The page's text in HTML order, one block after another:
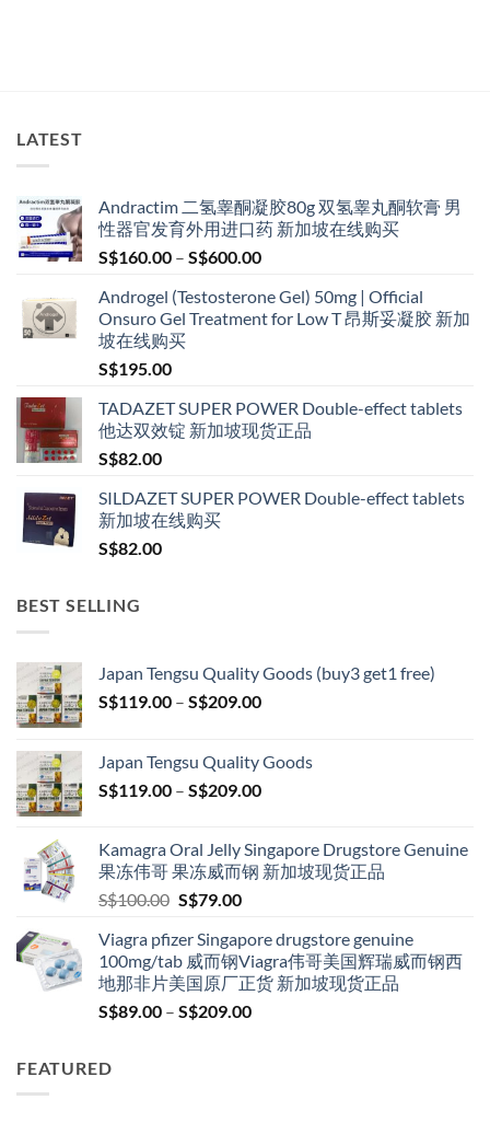
LATEST
Andractim 二氢睾酮凝胶80g 双氢睾丸酮软膏 男
性器官发育外用进口药 新加坡在线购买
S$160.00 – S$600.00Price
S$160.00
through
Androgel (Testosterone Gel) 50mg | Official
Onsuro Gel Treatment for Low T 昂斯妥凝胶 新加
坡在线购买
S$195.00
TADAZET SUPER POWER Double-effect tablets
他达双效锭 新加坡现货正品
S$82.00
SILDAZET SUPER POWER Double-effect tablets
新加坡在线购买
S$82.00
BEST SELLING
Japan Tengsu Quality Goods (buy3 get1 free)
S$119.00 – S$209.00Price
through
S$209.00
Japan Tengsu Quality Goods
S$119.00 – S$209.00Price
through
S$209.00
Kamagra Oral Jelly Singapore Drugstore Genuine
果冻伟哥 果冻威而钢 新加坡现货正品
S$100.00 Original
was:
S$100.00.
S$79.00Current
is:
S$79.00.
Viagra pfizer Singapore drugstore genuine
100mg/tab 威而钢Viagra伟哥美国辉瑞威而钢西
地那非片美国原厂正货 新加坡现货正品
S$89.00 – S$209.00Price
FEATURED